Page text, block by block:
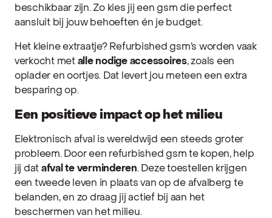
beschikbaar zijn. Zo kies jij een gsm die perfect
aansluit bij jouw behoeften én je budget.
Het kleine extraatje? Refurbished gsm’s worden vaak
verkocht met alle nodige accessoires, zoals een
oplader en oortjes. Dat levert jou meteen een extra
besparing op.
Een positieve impact op het milieu
Elektronisch afval is wereldwijd een steeds groter
probleem. Door een refurbished gsm te kopen, help
jij dat afval te verminderen. Deze toestellen krijgen
een tweede leven in plaats van op de afvalberg te
belanden, en zo draag jij actief bij aan het
beschermen van het milieu.